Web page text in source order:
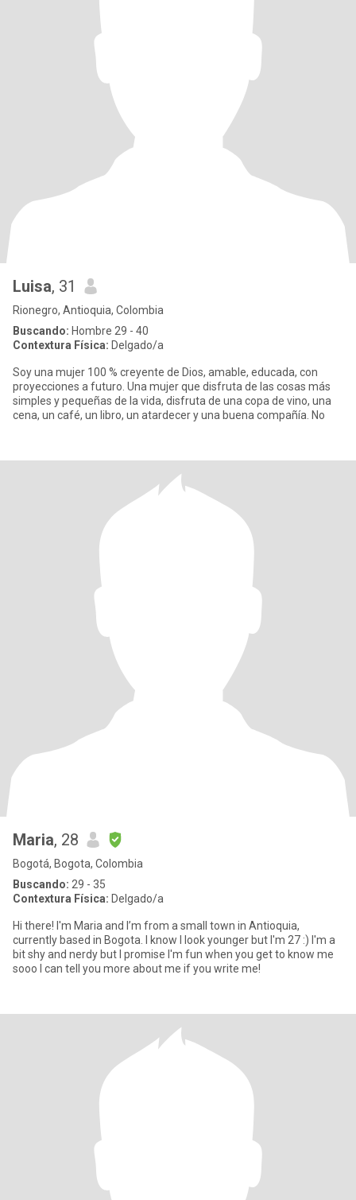
Luisa, 31
Rionegro, Antioquia, Colombia
Buscando: Hombre 29 - 40
Contextura Física: Delgado/a
Soy una mujer 100 % creyente de Dios, amable, educada, con
proyecciones a futuro. Una mujer que disfruta de las cosas más
simples y pequeñas de la vida, disfruta de una copa de vino, una
cena, un café, un libro, un atardecer y una buena compañía. No
Maria, 28
Bogotá, Bogota, Colombia
Buscando: 29 - 35
Contextura Física: Delgado/a
Hi there! I'm Maria and I’m from a small town in Antioquia,
currently based in Bogota. I know I look younger but I'm 27 :) I'm a
bit shy and nerdy but I promise I'm fun when you get to know me
sooo I can tell you more about me if you write me!